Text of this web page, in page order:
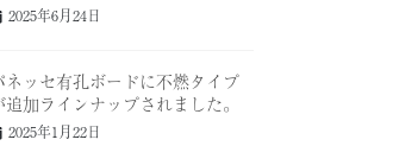
2025年6月24日
ネッセ有孔ボードに不燃タイプ
追加ラインナップされました。
2025年1月22日